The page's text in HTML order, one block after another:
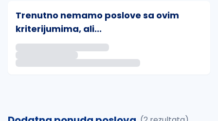
Trenutno nemamo poslove sa ovim
kriterijumima, ali...